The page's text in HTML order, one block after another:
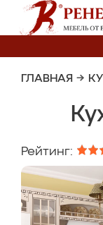
ГЛАВНАЯ →
Рейтинг: